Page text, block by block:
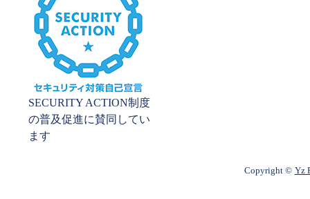
SECURITY ACTION制度
の普及促進に賛同してい
ます
Copyright © Yz